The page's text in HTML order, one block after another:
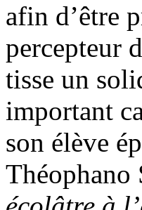
afin d’être
percepteur
tisse un
important
son élève
Théophano